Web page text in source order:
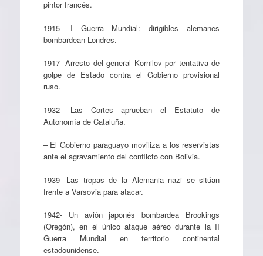
pintor francés.
1915- I Guerra Mundial: dirigibles alemanes
bombardean Londres.
1917- Arresto del general Kornilov por tentativa de
golpe de Estado contra el Gobierno provisional
ruso.
1932- Las Cortes aprueban el Estatuto de
Autonomía de Cataluña.
– El Gobierno paraguayo moviliza a los reservistas
ante el agravamiento del conflicto con Bolivia.
1939- Las tropas de la Alemania nazi se sitúan
frente a Varsovia para atacar.
1942- Un avión japonés bombardea Brookings
(Oregón), en el único ataque aéreo durante la II
Guerra Mundial en territorio continental
estadounidense.